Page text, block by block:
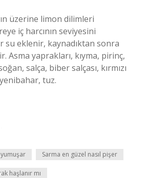
üzerine limon dilimleri
iç harcının seviyesini
su eklenir, kaynadıktan sonra
Asma yaprakları, kıyma, pirinç,
salça, biber salçası, kırmızı
tuz.
Sarma en güzel nasıl pişer
haşlanır mı